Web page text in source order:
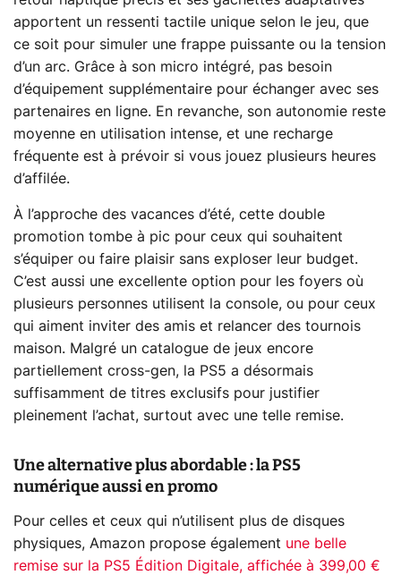
apportent un ressenti tactile unique selon le jeu, que
ce soit pour simuler une frappe puissante ou la tension
d’un arc. Grâce à son micro intégré, pas besoin
d’équipement supplémentaire pour échanger avec ses
partenaires en ligne. En revanche, son autonomie reste
moyenne en utilisation intense, et une recharge
fréquente est à prévoir si vous jouez plusieurs heures
d’affilée.
À l’approche des vacances d’été, cette double
promotion tombe à pic pour ceux qui souhaitent
s’équiper ou faire plaisir sans exploser leur budget.
C’est aussi une excellente option pour les foyers où
plusieurs personnes utilisent la console, ou pour ceux
qui aiment inviter des amis et relancer des tournois
maison. Malgré un catalogue de jeux encore
partiellement cross-gen, la PS5 a désormais
suffisamment de titres exclusifs pour justifier
pleinement l’achat, surtout avec une telle remise.
Une alternative plus abordable : la PS5
numérique aussi en promo
Pour celles et ceux qui n’utilisent plus de disques
physiques, Amazon propose également une belle
remise sur la PS5 Édition Digitale, affichée à 399,00 €